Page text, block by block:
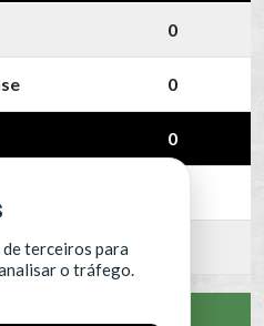
0
0
0
terceiros para
o tráfego.